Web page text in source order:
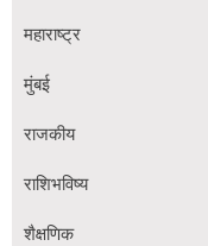
महाराष्ट्र
मुंबई
राजकीय
राशिभविष्य
शैक्षणिक